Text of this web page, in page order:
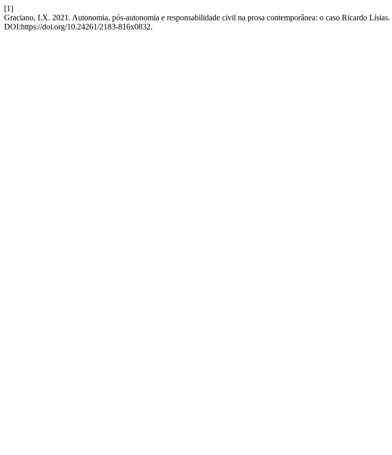
[1]
Graciano, I.X. 2021. Autonomia, pós-autonomia e responsabilidade civil na prosa contemporânea: o caso Ricardo Lísias.
DOI:https://doi.org/10.24261/2183-816x0832.